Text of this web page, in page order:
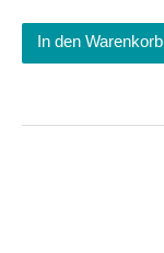
In den Warenkorb